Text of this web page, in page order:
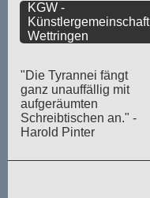
KGW -
Künstlergemeinschaft
Wettringen
"Die Tyrannei fängt
ganz unauffällig mit
aufgeräumten
Schreibtischen an." -
Harold Pinter